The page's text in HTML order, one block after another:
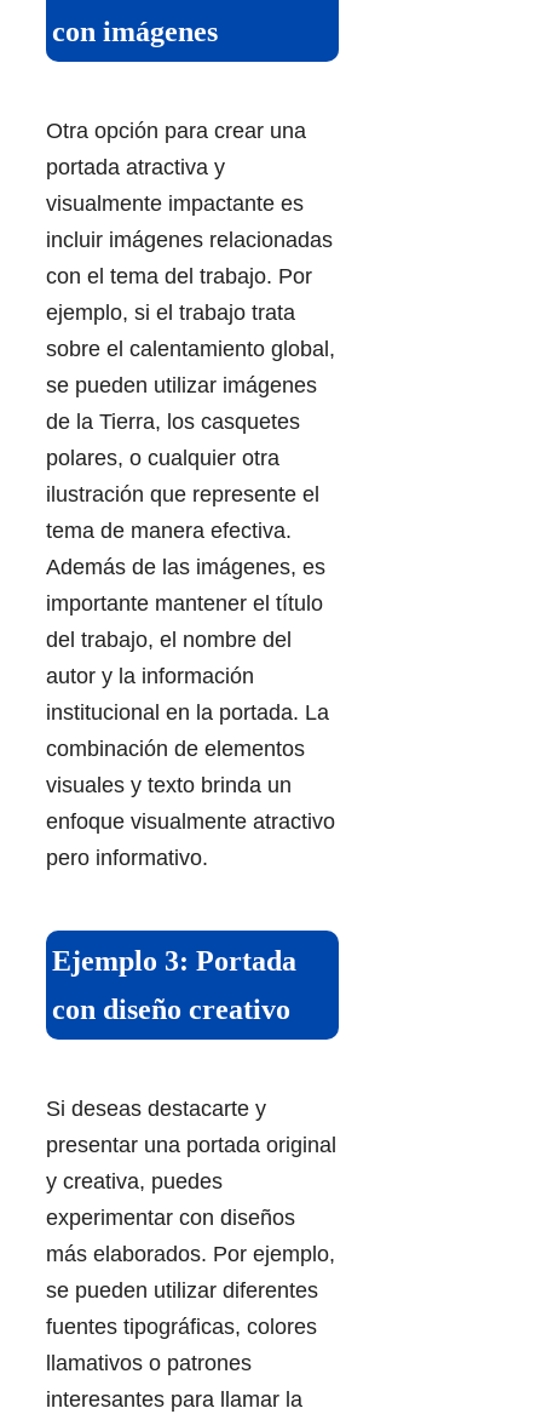
con imágenes
Otra opción para crear una
portada atractiva y
visualmente impactante es
incluir imágenes relacionadas
con el tema del trabajo. Por
ejemplo, si el trabajo trata
sobre el calentamiento global,
se pueden utilizar imágenes
de la Tierra, los casquetes
polares, o cualquier otra
ilustración que represente el
tema de manera efectiva.
Además de las imágenes, es
importante mantener el título
del trabajo, el nombre del
autor y la información
institucional en la portada. La
combinación de elementos
visuales y texto brinda un
enfoque visualmente atractivo
pero informativo.
Ejemplo 3: Portada
con diseño creativo
Si deseas destacarte y
presentar una portada original
y creativa, puedes
experimentar con diseños
más elaborados. Por ejemplo,
se pueden utilizar diferentes
fuentes tipográficas, colores
llamativos o patrones
interesantes para llamar la